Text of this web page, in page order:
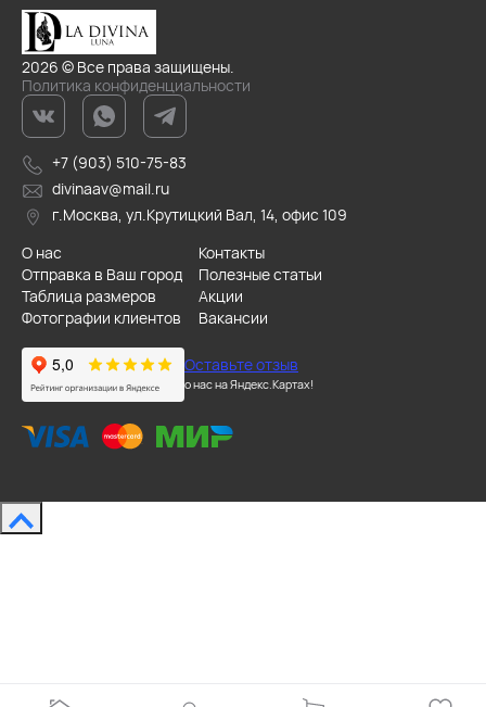
2026 © Все права защищены.
Политика конфиденциальности
+7 (903) 510-75-83
divinaav@mail.ru
г.Москва, ул.Крутицкий Вал, 14, офис 109
О нас
Контакты
Отправка в Ваш город
Полезные статьи
Таблица размеров
Акции
Фотографии клиентов
Вакансии
Оставьте отзыв
о нас на Яндекс.Картах!